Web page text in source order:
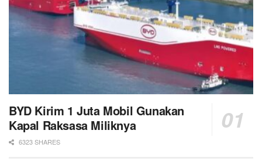
BYD Kirim 1 Juta Mobil Gunakan
Kapal Raksasa Miliknya
6323 SHARES